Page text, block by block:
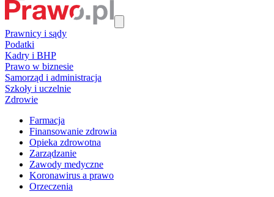
Prawnicy i sądy
Podatki
Kadry i BHP
Prawo w biznesie
Samorząd i administracja
Szkoły i uczelnie
Zdrowie
Farmacja
Finansowanie zdrowia
Opieka zdrowotna
Zarządzanie
Zawody medyczne
Koronawirus a prawo
Orzeczenia